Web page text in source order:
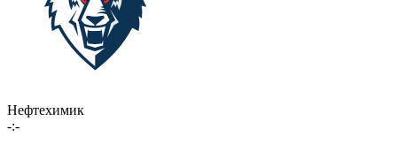
Нефтехимик
-:-